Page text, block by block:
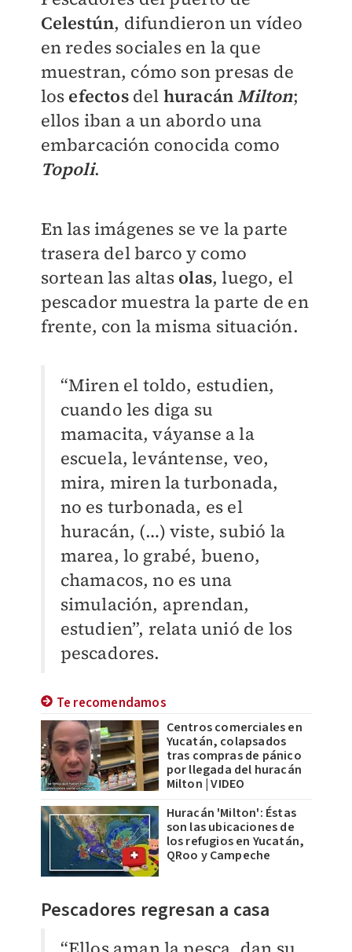
Celestún, difundieron un vídeo
en redes sociales en la que
muestran, cómo son presas de
los efectos del huracánMilton;
ellos iban a un abordo una
embarcación conocida como
Topoli.
En las imágenes se ve la parte
trasera del barco y como
sortean las altas olas, luego, el
pescador muestra la parte de en
frente, con la misma situación.
“Miren el toldo, estudien,
cuando les diga su
mamacita, váyanse a la
escuela, levántense, veo,
mira, miren la turbonada,
no es turbonada, es el
huracán, (…) viste, subió la
marea, lo grabé, bueno,
chamacos, no es una
simulación, aprendan,
estudien”, relata unió de los
pescadores.
Te recomendamos
Centros comerciales en
Yucatán, colapsados
tras compras de pánico
por llegada del huracán
Milton | VIDEO
Huracán 'Milton': Éstas
son las ubicaciones de
los refugios en Yucatán,
QRoo y Campeche
Pescadores regresan a casa